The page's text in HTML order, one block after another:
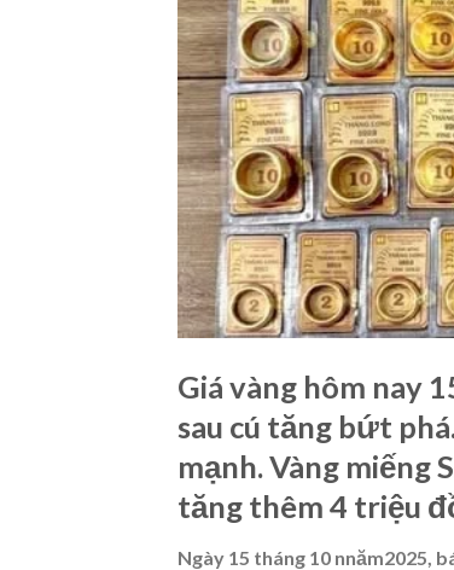
Giá vàng hôm nay
sau cú tăng bứt
mạnh. Vàng
tăng thêm 4 triệu
Ngày 15 tháng 10 nnăm2025,